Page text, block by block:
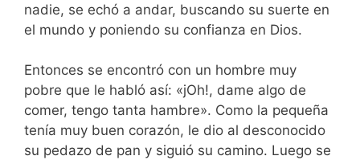
nadie, se echó a andar, buscando su suerte en
el mundo y poniendo su confianza en Dios.
Entonces se encontró con un hombre muy
pobre que le habló así: «jOh!, dame algo de
comer, tengo tanta hambre». Como la pequeña
tenía muy buen corazón, le dio al desconocido
su pedazo de pan y siguió su camino. Luego se